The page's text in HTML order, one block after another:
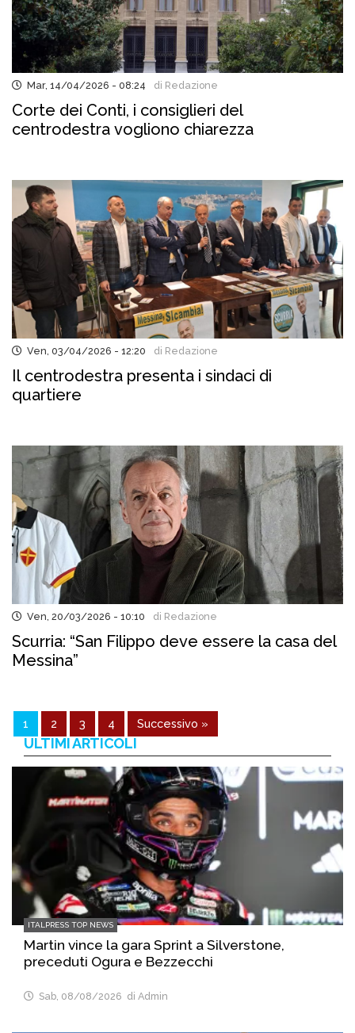
Mar, 14/04/2026 - 08:24 di Redazione
Corte dei Conti, i consiglieri del
centrodestra vogliono chiarezza
Ven, 03/04/2026 - 12:20 di Redazione
Il centrodestra presenta i sindaci di
quartiere
Ven, 20/03/2026 - 10:10 di Redazione
Scurria: “San Filippo deve essere la casa del
Messina”
1 2 3 4 Successivo »
ULTIMI ARTICOLI
ITALPRESS TOP NEWS
Martin vince la gara Sprint a Silverstone,
preceduti Ogura e Bezzecchi
Sab, 08/08/2026 di Admin